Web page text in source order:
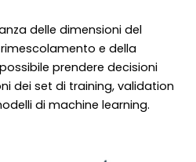
delle dimensioni del
e della
prendere decisioni
dei set di training, validation
di machine learning.